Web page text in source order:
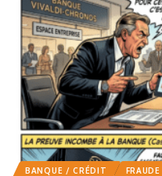
BANQUE / CRÉDIT